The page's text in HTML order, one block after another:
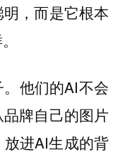
，而是它根本
他们的AI不会
牌自己的图片
进AI生成的背